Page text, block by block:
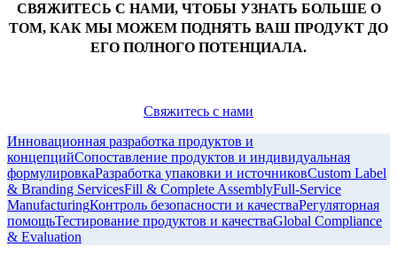
СВЯЖИТЕСЬ С НАМИ, ЧТОБЫ УЗНАТЬ БОЛЬШЕ О
ТОМ, КАК МЫ МОЖЕМ ПОДНЯТЬ ВАШ ПРОДУКТ ДО
ЕГО ПОЛНОГО ПОТЕНЦИАЛА.
Свяжитесь с нами
Инновационная разработка продуктов и
концепцийСопоставление продуктов и индивидуальная
формулировкаРазработка упаковки и источниковCustom Label
& Branding ServicesFill & Complete AssemblyFull-Service
ManufacturingКонтроль безопасности и качестваРегуляторная
помощьТестирование продуктов и качестваGlobal Compliance
& Evaluation